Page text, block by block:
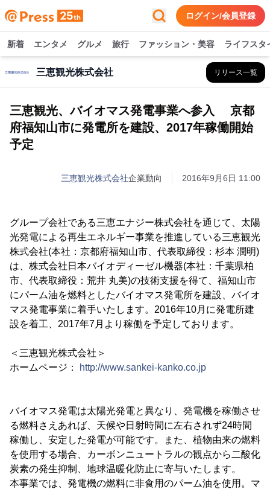
ログイン/会員登録
新着 エンタメ グルメ 旅行 ファッション・美容 ライフスタ
三恵観光株式会社 リリース一覧
三恵観光、バイオマス発電事業へ参入 京都
府福知山市に発電所を建設、2017年稼働開始
予定
三恵観光株式会社企業動向 2016年9月6日 11:00
グループ会社である三恵エナジー株式会社を通じて、太陽
光発電による再生エネルギー事業を推進している三恵観光
株式会社(本社：京都府福知山市、代表取締役：杉本 潤明)
は、株式会社日本バイオディーゼル機器(本社：千葉県柏
市、代表取締役：荒井 丸美)の技術支援を得て、福知山市
にパーム油を燃料としたバイオマス発電所を建設、バイオ
マス発電事業に着手いたします。2016年10月に発電所建
設を着工、2017年7月より稼働を予定しております。
＜三恵観光株式会社＞
ホームページ：
http://www.sankei-kanko.co.jp
バイオマス発電は太陽光発電と異なり、発電機を稼働させ
る燃料さえあれば、天候や日射時間に左右されず24時間
稼働し、安定した発電が可能です。また、植物由来の燃料
を使用する場合、カーボンニュートラルの観点から二酸化
炭素の発生抑制、地球温暖化防止に寄与いたします。
本事業では、発電機の燃料に非食用のパーム油を使用。マ